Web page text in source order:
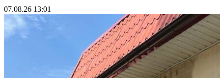
07.08.26 13:01